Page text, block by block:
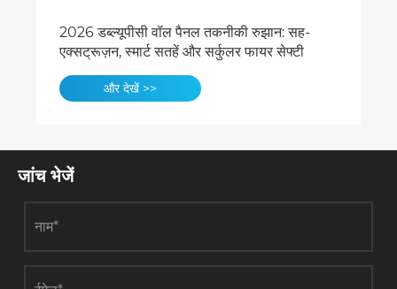
नेकोवुड ने स्विमिंग पूल डब्ल्यूपीसी डेकिंग के लिए 2025
गाइड जारी की
और देखें >>
जांच भेजें